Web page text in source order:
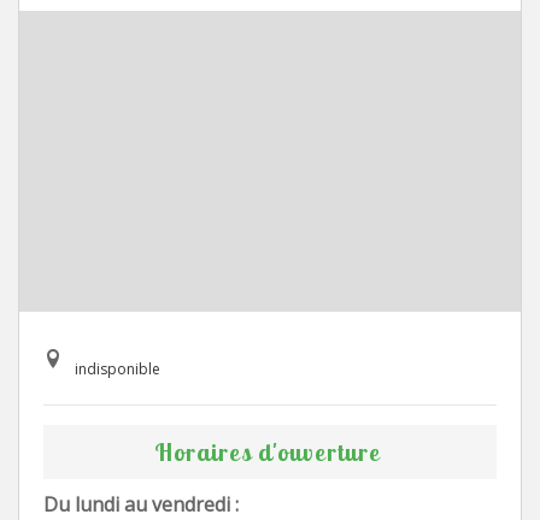
indisponible
Horaires d'ouverture
Du lundi au vendredi :